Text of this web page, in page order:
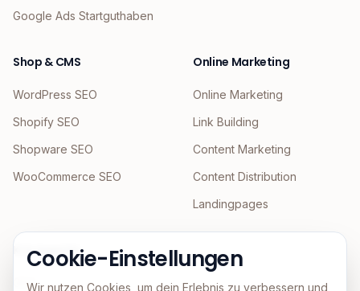
Google Ads Startguthaben
Shop & CMS
WordPress SEO
Shopify SEO
Shopware SEO
WooCommerce SEO
Online Marketing
Online Marketing
Link Building
Content Marketing
Content Distribution
Landingpages
KI & Agentic
GEO
Cookie-Einstellungen
Wir nutzen Cookies, um dein Erlebnis zu verbessern und